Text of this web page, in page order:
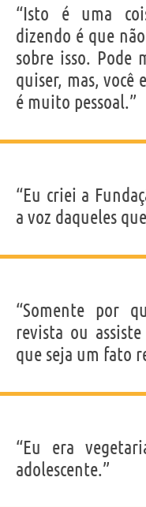
“Isto é uma
dizendo é que
sobre isso. Pode
quiser, mas, você
é muito pessoal.”
“Eu criei a
a voz daqueles
“Somente por
revista ou
que seja um fato
“Eu era
adolescente.”